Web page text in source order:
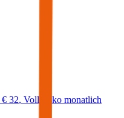
€ 32, Vollkasko monatlich